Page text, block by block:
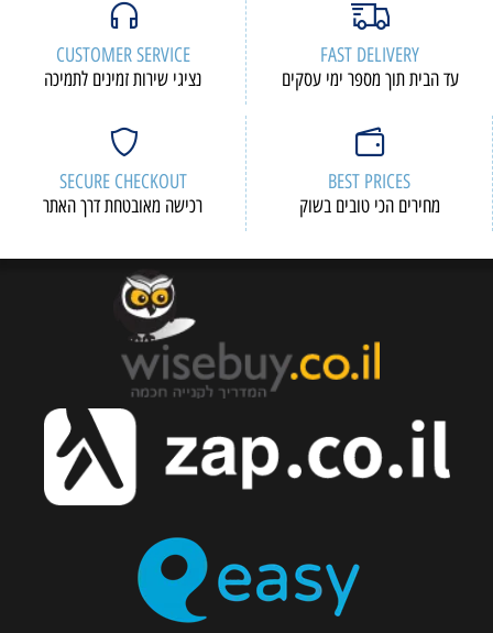
FAST DELIVERY
עד הבית תוך מספר ימי עסקים
CUSTOMER SERVICE
נציגי שירות זמינים לתמיכה
BEST PRICES
מחירים הכי טובים בשוק
SECURE CHECKOUT
רכישה מאובטחת דרך האתר